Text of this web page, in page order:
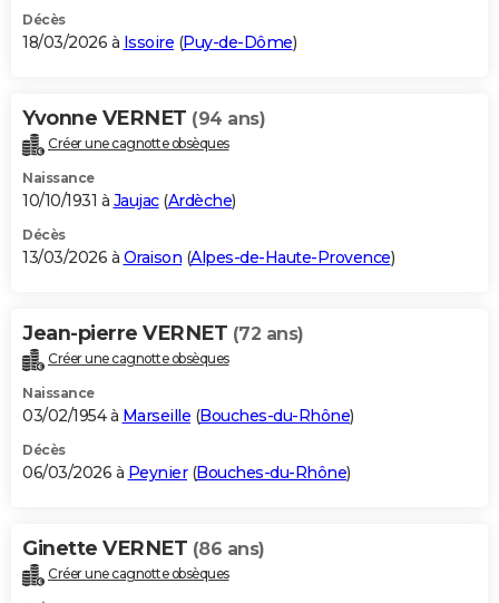
Décès
18/03/2026 à Issoire (Puy-de-Dôme)
Yvonne VERNET (94 ans)
Créer une cagnotte obsèques
Naissance
10/10/1931 à Jaujac(Ardèche)
Décès
13/03/2026 à Oraison (Alpes-de-Haute-Provence)
Jean-pierre VERNET (72 ans)
Créer une cagnotte obsèques
Naissance
03/02/1954 à Marseille (Bouches-du-Rhône)
Décès
06/03/2026 à Peynier(Bouches-du-Rhône)
Ginette VERNET (86 ans)
Créer une cagnotte obsèques